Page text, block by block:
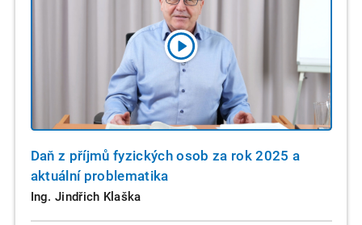
Daň z příjmů fyzických osob za rok 2025 a
aktuální problematika
Ing. Jindřich Klaška